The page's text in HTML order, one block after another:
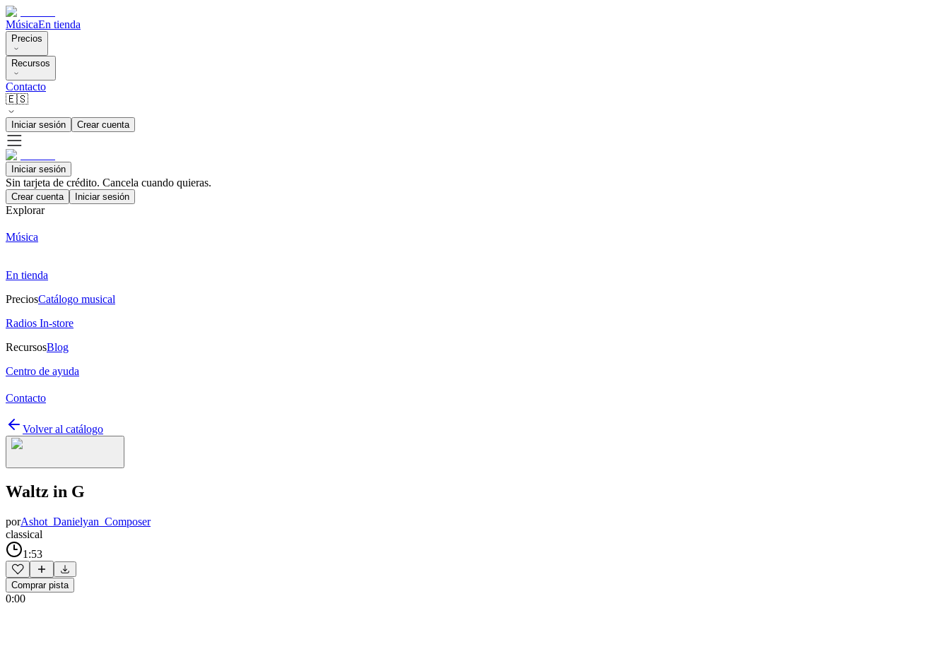
MúsicaEn tienda
Precios
Recursos
Contacto
🇪🇸
Iniciar sesión Crear cuenta
Iniciar sesión
Sin tarjeta de crédito. Cancela cuando quieras.
Crear cuenta Iniciar sesión
Explorar
Música
En tienda
PreciosCatálogo musical
Radios In-store
RecursosBlog
Centro de ayuda
Contacto
Volver al catálogo
Waltz in G
porAshot_Danielyan_Composer
classical
1:53
Comprar pista
0:00